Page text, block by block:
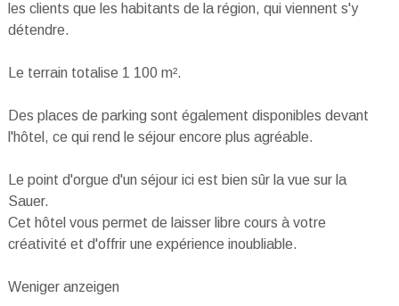
les clients que les habitants de la région, qui viennent s'y
détendre.
Le terrain totalise 1 100 m².
Des places de parking sont également disponibles devant
l'hôtel, ce qui rend le séjour encore plus agréable.
Le point d'orgue d'un séjour ici est bien sûr la vue sur la
Sauer.
Cet hôtel vous permet de laisser libre cours à votre
créativité et d'offrir une expérience inoubliable.
Weniger anzeigen